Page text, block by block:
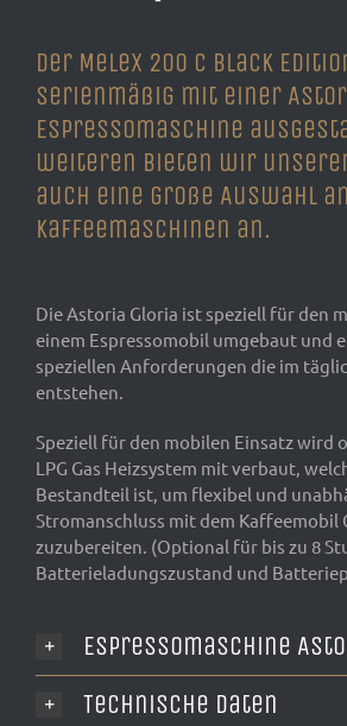
Der Melex 200 C Black
serienmäßig mit einer
Espressomaschine
weiteren bieten wir
auch eine große Auswahl
Kaffeemaschinen an.
Die Astoria Gloria ist speziell für den
einem Espressomobil umgebaut und
speziellen Anforderungen die im
entstehen.
Speziell für den mobilen Einsatz wird
LPG Gas Heizsystem mit verbaut,
Bestandteil ist, um flexibel und
Stromanschluss mit dem Kaffeemobil
zuzubereiten. (Optional für bis zu 8
Batterieladungszustand und
Espressomaschine
Technische Daten